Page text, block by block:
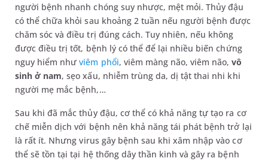
người bệnh nhanh chóng suy nhược, mệt mỏi. Thủy đậu
có thể chữa khỏi sau khoảng 2 tuần nếu người bệnh được
chăm sóc và điều trị đúng cách. Tuy nhiên, nếu không
được điều trị tốt, bệnh lý có thể để lại nhiều biến chứng
nguy hiểm nhưviêm phổi, viêm màng não, viêm não,vô
sinh ở nam, sẹo xấu, nhiễm trùng da, dị tật thai nhi khi
người mẹ mắc bệnh,…
Sau khi đã mắc thủy đậu, cơ thể có khả năng tự tạo ra cơ
chế miễn dịch với bệnh nên khả năng tái phát bệnh trở lại
là rất ít. Nhưng virus gây bệnh sau khi xâm nhập vào cơ
thể sẽ tồn tại tại hệ thống dây thần kinh và gây ra bệnh